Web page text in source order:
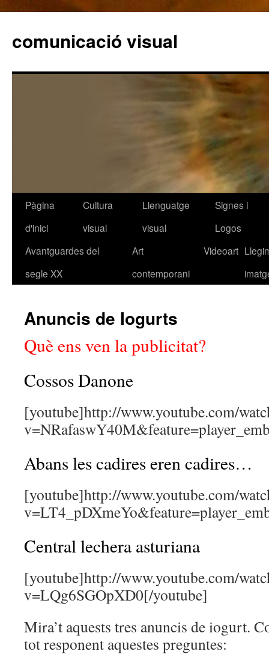
comunicació visual
Vés
contingut
Pàgina
d'inici
Cultura
visual
Llenguatge
visual
Signes i
Logos
Avantguardes del
segle XX
Art
contemporani
Videoart
Anuncis de Iogurts
Què ens ven la publicitat?
Cossos Danone
[youtube]http://www.youtube.com/
Abans les cadires eren cadires…
[youtube]http://www.youtube.com/
Central lechera asturiana
[youtube]http://www.youtube.com/
v=LQg6SGOpXD0[/youtube]
Mira’t aquests tres anuncis de iogurt.
tot responent aquestes preguntes: